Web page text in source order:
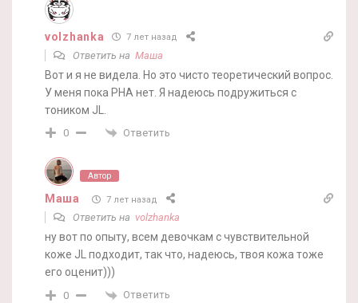
volzhanka 7 лет назад
Ответить на Маша
Вот и я не видела. Но это чисто теоретический вопрос.
У меня пока РНА нет. Я надеюсь подружиться с
тоником JL.
0 Ответить
Автор
Маша 7 лет назад
Ответить на volzhanka
ну вот по опыту, всем девочкам с чувствительной
коже JL подходит, так что, надеюсь, твоя кожа тоже
его оценит)))
0 Ответить